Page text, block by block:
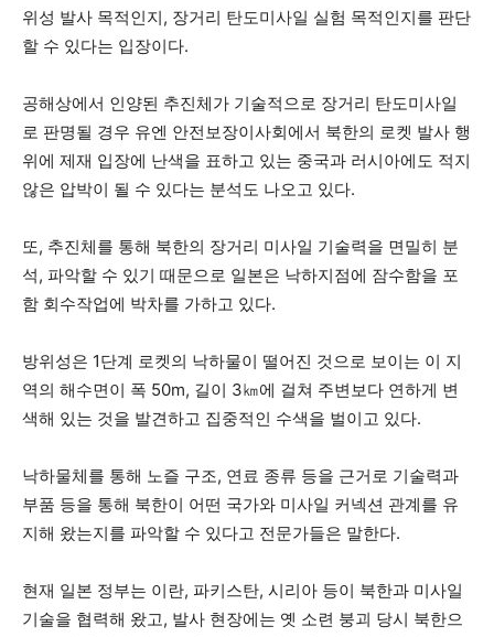
위성 발사 목적인지, 장거리 탄도미사일 실험 목적인지를 판단
할 수 있다는 입장이다.
공해상에서 인양된 추진체가 기술적으로 장거리 탄도미사일
로 판명될 경우 유엔 안전보장이사회에서 북한의 로켓 발사 행
위에 제재 입장에 난색을 표하고 있는 중국과 러시아에도 적지
않은 압박이 될 수 있다는 분석도 나오고 있다.
또, 추진체를 통해 북한의 장거리 미사일 기술력을 면밀히 분
석, 파악할 수 있기 때문으로 일본은 낙하지점에 잠수함을 포
함 회수작업에 박차를 가하고 있다.
방위성은 1단계 로켓의 낙하물이 떨어진 것으로 보이는 이 지
역의 해수면이 폭 50m, 길이 3㎞에 걸쳐 주변보다 연하게 변
색해 있는 것을 발견하고 집중적인 수색을 벌이고 있다.
낙하물체를 통해 노즐 구조, 연료 종류 등을 근거로 기술력과
부품 등을 통해 북한이 어떤 국가와 미사일 커넥션 관계를 유
지해 왔는지를 파악할 수 있다고 전문가들은 말한다.
현재 일본 정부는 이란, 파키스탄, 시리아 등이 북한과 미사일
기술을 협력해 왔고, 발사 현장에는 옛 소련 붕괴 당시 북한으